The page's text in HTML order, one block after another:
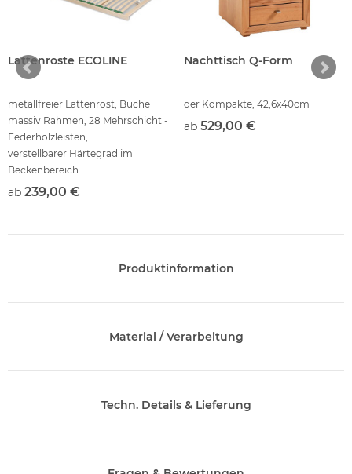
Lattenroste ECOLINE
metallfreier Lattenrost, Buche
massiv Rahmen, 28 Mehrschicht -
Federholzleisten,
verstellbarer Härtegrad im
Beckenbereich
ab 239,00 €
Nachttisch Q-Form
der Kompakte, 42,6x40cm
ab 529,00 €
Produktinformation
Material / Verarbeitung
Techn. Details & Lieferung